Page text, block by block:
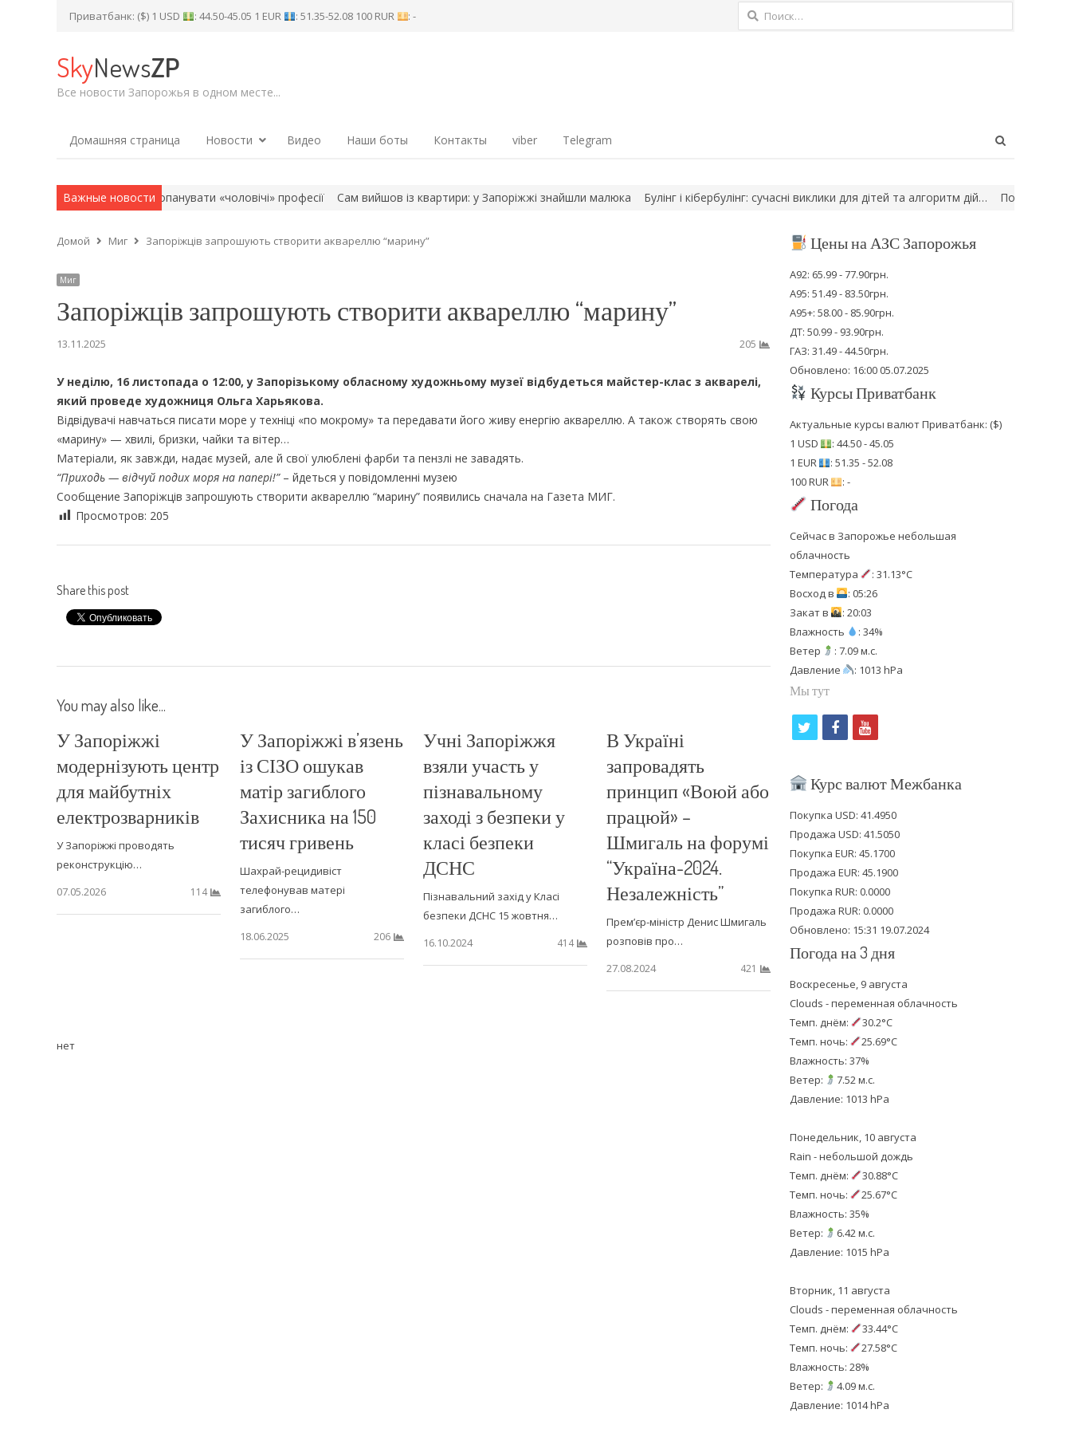
Приватбанк: ($) 1 USD : 44.50-45.05 1 EUR : 51.35-52.08 100 RUR : - Найти:
SkyNewsZP
Все новости Запорожья в одном месте...
Домашняя страница Новости Видео Наши боты Контакты viber Telegram
Важные новости
допомагають опанувати «чоловічі» професії Сам вийшов із квартири: у Запоріжжі знайшли малюка Булінг і кібербулінг: сучасні виклики для дітей та алгоритм дій… Поранені люди,
Домой Миг Запоріжців запрошують створити аквареллю “марину”
Миг
Запоріжців запрошують створити аквареллю “марину”
13.11.2025 205
У неділю, 16 листопада о 12:00, у Запорізькому обласному художньому музеї відбудеться майстер-клас з акварелі,
який проведе художниця Ольга Харьякова.
Відвідувачі навчаться писати море у техніці «по мокрому» та передавати його живу енергію аквареллю. А також створять свою
«марину» — хвилі, бризки, чайки та вітер…
Матеріали, як завжди, надає музей, але й свої улюблені фарби та пензлі не завадять.
“Приходь — відчуй подих моря на папері!”– йдеться у повідомленні музею
Сообщение Запоріжців запрошують створити аквареллю “марину” появились сначала на Газета МИГ.
Просмотров: 205
Share this post
You may also like...
У Запоріжжі
модернізують центр
для майбутніх
електрозварників
У Запоріжжі проводять
реконструкцію…
07.05.2026
114
У Запоріжжі в’язень
із СІЗО ошукав
матір загиблого
Захисника на 150
тисяч гривень
Шахрай-рецидивіст
телефонував матері
загиблого…
18.06.2025
206
Учні Запоріжжя
взяли участь у
пізнавальному
заході з безпеки у
класі безпеки
ДСНС
Пізнавальний захід у Класі
безпеки ДСНС 15 жовтня…
16.10.2024
414
В Україні
запровадять
принцип «Воюй або
працюй» –
Шмигаль на форумі
“Україна-2024.
Незалежність”
Прем’єр-міністр Денис Шмигаль
розповів про…
27.08.2024
421
нет
Цены на АЗС Запорожья
А92: 65.99 - 77.90грн.
А95: 51.49 - 83.50грн.
А95+: 58.00 - 85.90грн.
ДТ: 50.99 - 93.90грн.
ГАЗ: 31.49 - 44.50грн.
Обновлено: 16:00 05.07.2025
Курсы Приватбанк
Актуальные курсы валют Приватбанк: ($)
1 USD
: 44.50 - 45.05
1 EUR
: 51.35 - 52.08
100 RUR
: -
Погода
Сейчас в Запорожье небольшая
облачность
Температура
: 31.13°C
Восход в
: 05:26
Закат в
: 20:03
Влажность
: 34%
Ветер
: 7.09 м.с.
Давление
: 1013 hPa
Мы тут
i
t
e
r
f
c
b
o
o
k
y
u
u
b
e
Курс валют Межбанка
Покупка USD: 41.4950
Продажа USD: 41.5050
Покупка EUR: 45.1700
Продажа EUR: 45.1900
Покупка RUR: 0.0000
Продажа RUR: 0.0000
Обновлено: 15:31 19.07.2024
Погода на 3 дня
Воскресенье, 9 августа
Clouds - переменная облачность
Темп. днём:
30.2°C
Темп. ночь:
25.69°C
Влажность: 37%
Ветер:
7.52 м.с.
Давление: 1013 hPa
Понедельник, 10 августа
Rain - небольшой дождь
Темп. днём:
30.88°C
Темп. ночь:
25.67°C
Влажность: 35%
Ветер:
6.42 м.с.
Давление: 1015 hPa
Вторник, 11 августа
Clouds - переменная облачность
Темп. днём:
33.44°C
Темп. ночь:
27.58°C
Влажность: 28%
Ветер:
4.09 м.с.
Давление: 1014 hPa